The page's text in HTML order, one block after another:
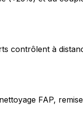
contrôlent à
FAP,